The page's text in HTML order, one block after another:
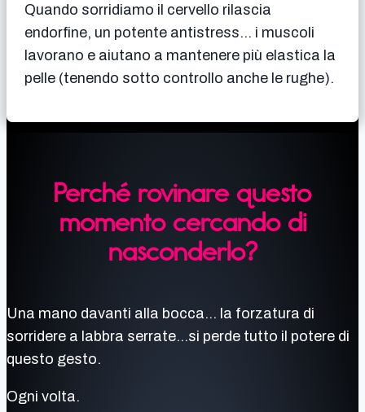
Quando sorridiamo il cervello rilascia
endorfine, un potente antistress… i muscoli
lavorano e aiutano a mantenere più elastica la
pelle (tenendo sotto controllo anche le rughe).
Perché rovinare questo
momento cercando di
nasconderlo?
Una mano davanti alla bocca… la forzatura di
sorridere a labbra serrate…si perde tutto il potere di
questo gesto.
Ogni volta.